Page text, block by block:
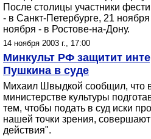
После столицы участники
- в Санкт-Петербурге, 21
ноября - в Ростове-на-Дону.
14 ноября 2003 г., 17:00
Минкульт РФ защитит
Пушкина в суде
Михаил Швыдкой сообщил, что
министерстве культуры
тем, чтобы подать в суд иски
нашей точки зрения,
действия".